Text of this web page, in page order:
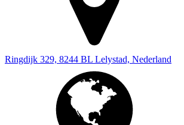
Ringdijk 329, 8244 BL Lelystad, Nederland